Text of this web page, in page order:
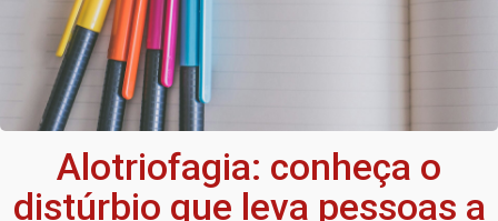
Alotriofagia: conheça o
distúrbio que leva pessoas a